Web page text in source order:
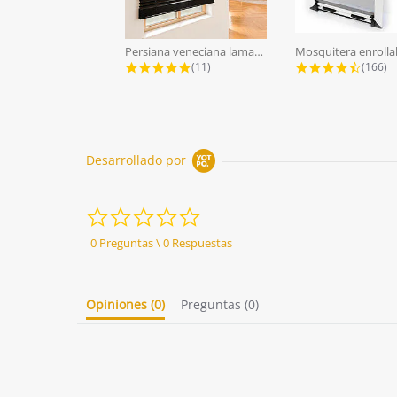
Persiana veneciana lamas aluminio...
5.0 star rating
(11) 4.7
(166)
Desarrollado por
rating
0 Preguntas \ 0 Respuestas
Opiniones (0) Preguntas (0)